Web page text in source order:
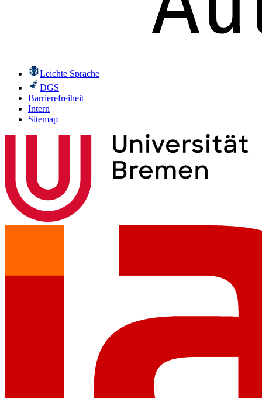
Leichte Sprache
DGS
Barrierefreiheit
Intern
Sitemap